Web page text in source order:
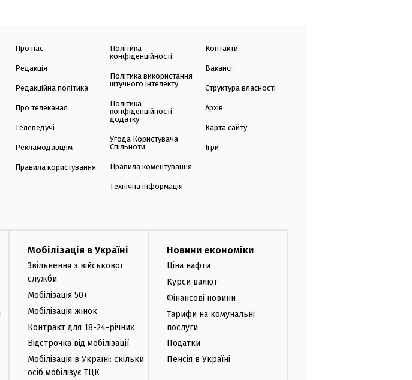
Про нас
Редакція
Редакційна політика
Про телеканал
Телеведучі
Рекламодавцям
Правила користування
Політика
конфіденційності
Політика використання
штучного інтелекту
Політика
конфіденційності
додатку
Угода Користувача
Спільноти
Правила коментування
Технічна інформація
Контакти
Вакансії
Структура власності
Архів
Карта сайту
Ігри
Мобілізація в Україні
Звільнення з військової
служби
Мобілізація 50+
Мобілізація жінок
Контракт для 18-24-річних
Відстрочка від мобілізації
Мобілізація в Україні: скільки
осіб мобілізує ТЦК
Новини економіки
Ціна нафти
Курси валют
Фінансові новини
Тарифи на комунальні
послуги
Податки
Пенсія в Україні